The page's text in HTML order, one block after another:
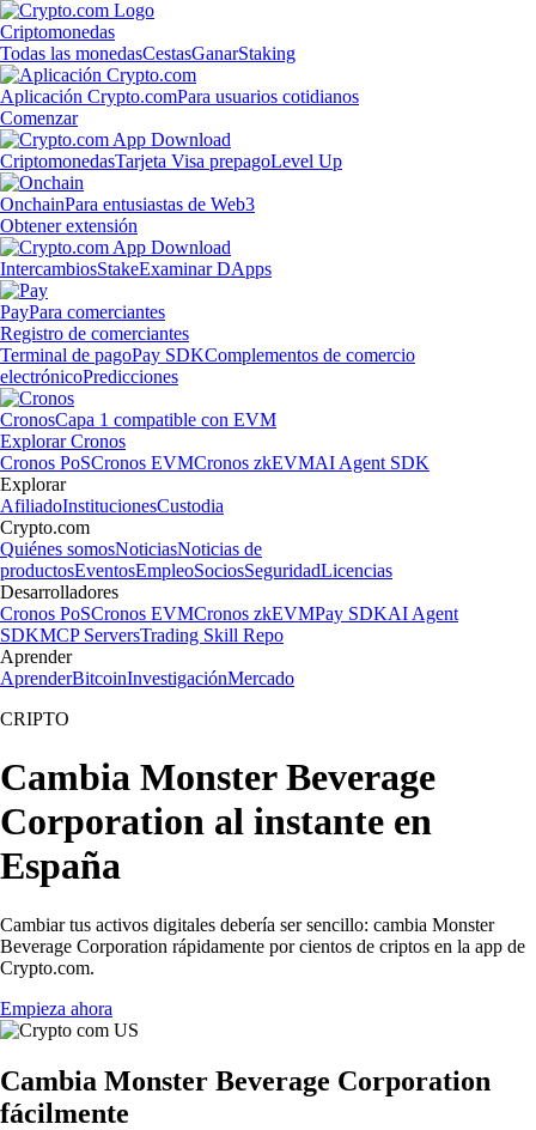
Criptomonedas
Todas las monedasCestasGanarStaking
Aplicación Crypto.comPara usuarios cotidianos
Comenzar
CriptomonedasTarjeta Visa prepagoLevel Up
OnchainPara entusiastas de Web3
Obtener extensión
IntercambiosStakeExaminar DApps
PayPara comerciantes
Registro de comerciantes
Terminal de pagoPay SDKComplementos de comercio
electrónicoPredicciones
CronosCapa 1 compatible con EVM
Explorar Cronos
Cronos PoSCronos EVMCronos zkEVMAI Agent SDK
Explorar
AfiliadoInstitucionesCustodia
Crypto.com
Quiénes somosNoticiasNoticias de
productosEventosEmpleoSociosSeguridadLicencias
Desarrolladores
Cronos PoSCronos EVMCronos zkEVMPay SDKAI Agent
SDKMCP ServersTrading Skill Repo
Aprender
AprenderBitcoinInvestigaciónMercado
CRIPTO
Cambia Monster Beverage
Corporation al instante en
España
Cambiar tus activos digitales debería ser sencillo: cambia Monster
Beverage Corporation rápidamente por cientos de criptos en la app de
Crypto.com.
Empieza ahora
Cambia Monster Beverage Corporation
fácilmente